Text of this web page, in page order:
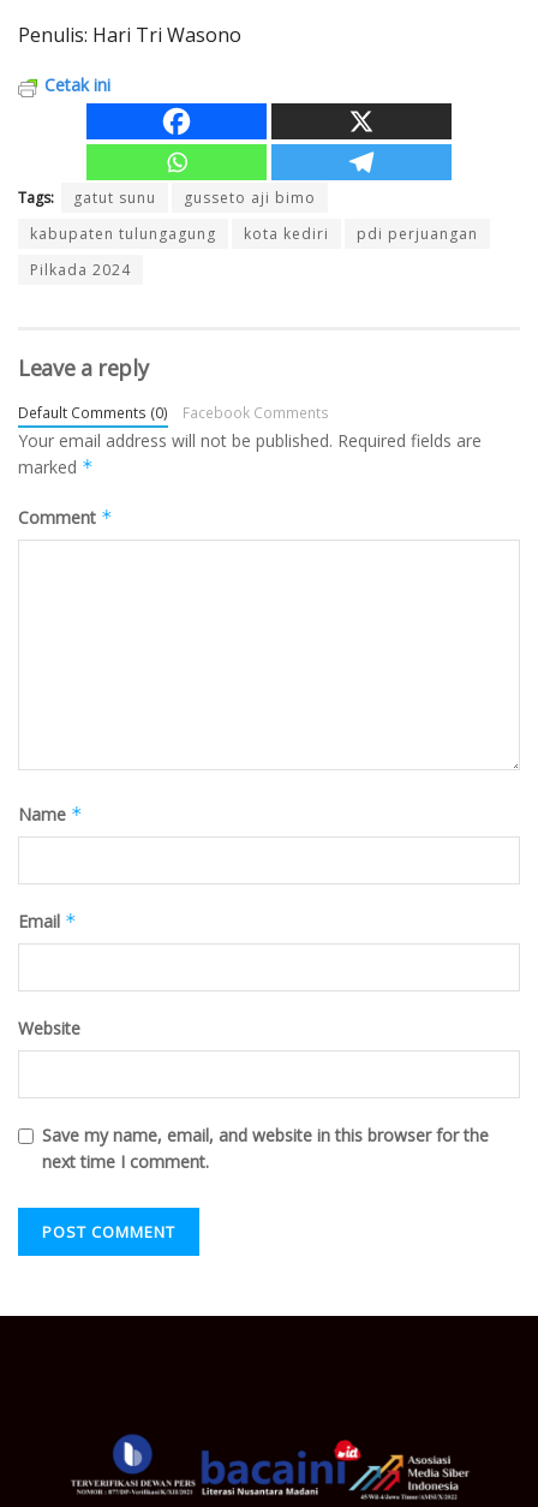
Penulis: Hari Tri Wasono
Cetak ini
Tags: gatut sunu
gusseto aji bimo
kabupaten tulungagung
kota kediri
pdi perjuangan
Pilkada 2024
Leave a reply
Default Comments (0) Facebook Comments
Your email address will not be published. Required fields are
marked *
Comment *
Name *
Email *
Website
Save my name, email, and website in this browser for the
next time I comment.